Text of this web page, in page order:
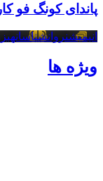
پاندای کونگ فو
انیمیشنروانشناسانه
ویژه ها